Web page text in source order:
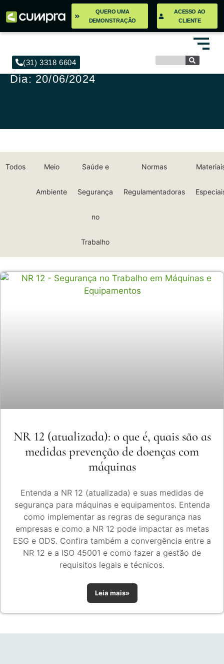
QUERO UMA
DEMONSTRAÇÃO
ACESSO AO
CLIENTE
(31) 3318 6604
Dia: 20/06/2024
Todos Meio
Ambiente
Saúde e
Segurança
no
Trabalho
Normas
Regulamentadoras
NR 12 (atualizada): o que é, quais são as
medidas prevenção de doenças com
máquinas
Entenda a NR 12 (atualizada) e suas medidas de
segurança para máquinas e equipamentos. Entenda
como implementar as regras de segurança nas
empresas e como a NR 12 pode impactar as metas
ESG e ODS. Confira também a convergência entre a
NR 12 e a ISO 45001 e como fazer a gestão de
requisitos legais e técnicos.
Leia mais»